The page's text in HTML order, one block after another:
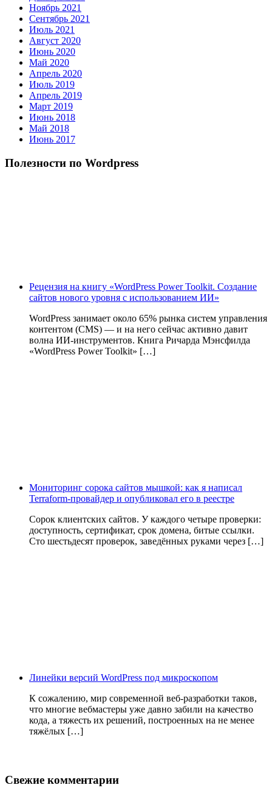
Ноябрь 2021
Сентябрь 2021
Июль 2021
Август 2020
Июнь 2020
Май 2020
Апрель 2020
Июль 2019
Апрель 2019
Март 2019
Июнь 2018
Май 2018
Июнь 2017
Полезности по Wordpress
Рецензия на книгу «WordPress Power Toolkit. Создание
сайтов нового уровня с использованием ИИ»
WordPress занимает около 65% рынка систем управления
контентом (CMS) — и на него сейчас активно давит
волна ИИ‑инструментов. Книга Ричарда Мэнсфилда
«WordPress Power Toolkit» […]
Мониторинг сорока сайтов мышкой: как я написал
Terraform-провайдер и опубликовал его в реестре
Сорок клиентских сайтов. У каждого четыре проверки:
доступность, сертификат, срок домена, битые ссылки.
Сто шестьдесят проверок, заведённых руками через […]
Линейки версий WordPress под микроскопом
К сожалению, мир современной веб-разработки таков,
что многие вебмастеры уже давно забили на качество
кода, а тяжесть их решений, построенных на не менее
тяжёлых […]
Свежие комментарии